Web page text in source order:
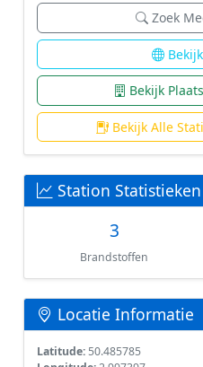
Zoek
Bekijk
Bekijk Alle
Station Statistieken
3
Brandstoffen
Locatie Informatie
Latitude:50.485785